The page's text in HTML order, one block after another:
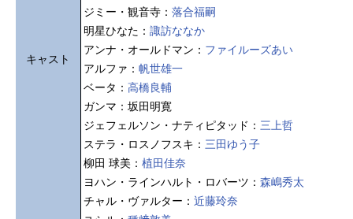
キャスト
ジミー・観音寺： 落合福嗣
明星ひなた： 諏訪ななか
アンナ・オールドマン： ファイルーズあい
アルファ： 帆世雄一
ベータ： 高橋良輔
ガンマ：坂田明寛
ジェフェルソン・ナティピタッド： 三上哲
ステラ・ロスノフスキ： 三田ゆう子
柳田 球美： 植田佳奈
ヨハン・ラインハルト・ロバーツ： 森嶋秀太
チャル・ヴァルター： 近藤玲奈